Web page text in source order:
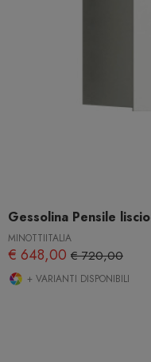
Gessolina Pensile liscio
MINOTTIITALIA
€ 648,00 € 720,00
+ VARIANTI DISPONIBILI